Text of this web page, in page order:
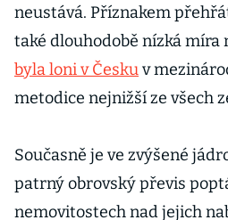
neustává. Příznakem
také dlouhodobě nízká míra
byla loni v Českuv
metodice nejnižší ze všech
Současně je ve zvýšené
patrný obrovský převis
nemovitostech nad jejich